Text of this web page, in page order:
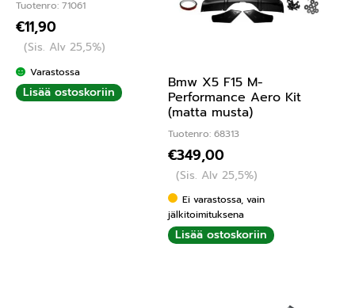
Tuotenro: 71061
€11,90
(Sis. Alv 25,5%)
Varastossa
Lisää ostoskoriin
Bmw X5 F15 M-
Performance Aero Kit
(matta musta)
Tuotenro: 68313
€349,00
(Sis. Alv 25,5%)
Ei varastossa, vain
jälkitoimituksena
Lisää ostoskoriin